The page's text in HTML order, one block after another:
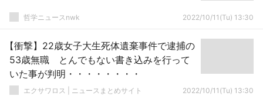
哲学ニュースnwk 2022/10/11(Tu) 13:30
【衝撃】22歳女子大生死体遺棄事件で逮捕の
53歳無職 とんでもない書き込みを行って
いた事が判明・・・・・・・・
エクサワロス | ニュースまとめサイト 2022/10/11(Tu) 13:30